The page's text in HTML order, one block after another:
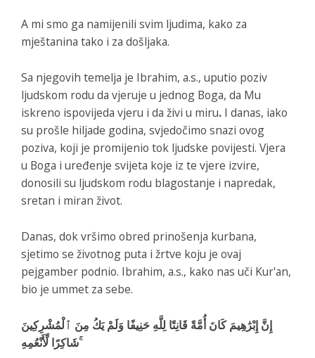
A mi smo ga namijenili svim ljudima, kako za
mještanina tako i za došljaka.
Sa njegovih temelja je Ibrahim, a.s., uputio poziv
ljudskom rodu da vjeruje u jednog Boga, da Mu
iskreno ispovijeda vjeru i da živi u miru. I danas, iako
su prošle hiljade godina, svjedočimo snazi ovog
poziva, koji je promijenio tok ljudske povijesti. Vjera
u Boga i uređenje svijeta koje iz te vjere izvire,
donosili su ljudskom rodu blagostanje i napredak,
sretan i miran život.
Danas, dok vršimo obred prinošenja kurbana,
sjetimo se životnog puta i žrtve koju je ovaj
pejgamber podnio. Ibrahim, a.s., kako nas uči Kur'an,
bio je ummet za sebe.
إِنَّ إِبْرَٰهِيمَ كَانَ أُمَّةً قَانِتًا لِلَّهِ حَنِيفًا وَلَمْ يَكُ مِنَ ٱلْمُشْرِكِينَ
شَاكِرًا لِّأَنْعُمِهِ ۚ